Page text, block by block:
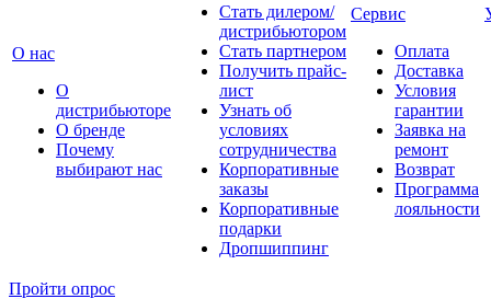
О нас
О
дистрибьюторе
О бренде
Почему
выбирают нас
Стать дилером/
дистрибьютором
Стать партнером
Получить прайс-
лист
Узнать об
условиях
сотрудничества
Корпоративные
заказы
Корпоративные
подарки
Дропшиппинг
Сервис
Оплата
Доставка
Условия
гарантии
Заявка на
ремонт
Возврат
Программа
лояльности
Пройти опрос